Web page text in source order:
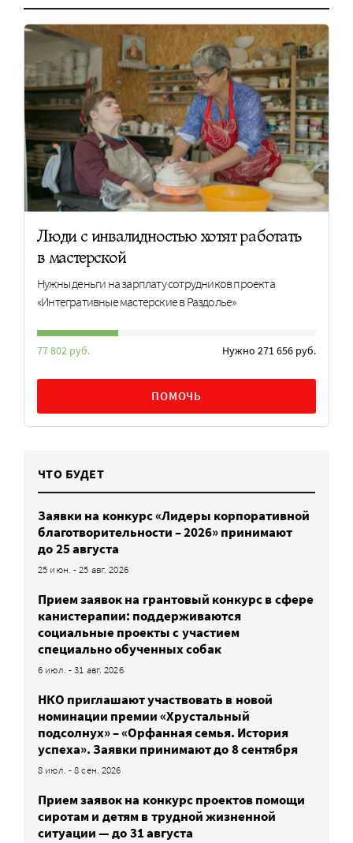
Люди с инвалидностью хотят работать
в мастерской
Нужны деньги на зарплату сотрудников проекта
«Интегративные мастерские в Раздолье»
77 802 руб. Нужно 271 656 руб.
ПОМОЧЬ
ЧТО БУДЕТ
Заявки на конкурс «Лидеры корпоративной
благотворительности – 2026» принимают
до 25 августа
25 июн. - 25 авг. 2026
Прием заявок на грантовый конкурс в сфере
канистерапии: поддерживаются
социальные проекты с участием
специально обученных собак
6 июл. - 31 авг. 2026
НКО приглашают участвовать в новой
номинации премии «Хрустальный
подсолнух» – «Орфанная семья. История
успеха». Заявки принимают до 8 сентября
8 июл. - 8 сен. 2026
Прием заявок на конкурс проектов помощи
сиротам и детям в трудной жизненной
ситуации — до 31 августа